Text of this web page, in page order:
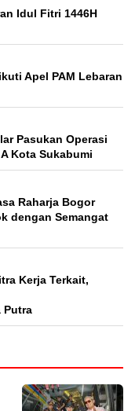
Idul Fitri 1446H
Apel PAM Lebaran
Pasukan Operasi
Kota Sukabumi
Raharja Bogor
dengan Semangat
Kerja Terkait,
Putra